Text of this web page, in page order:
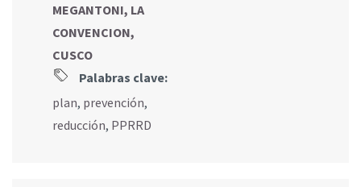
MEGANTONI, LA
CONVENCION,
CUSCO
Palabras clave:
plan, prevención,
reducción, PPRRD